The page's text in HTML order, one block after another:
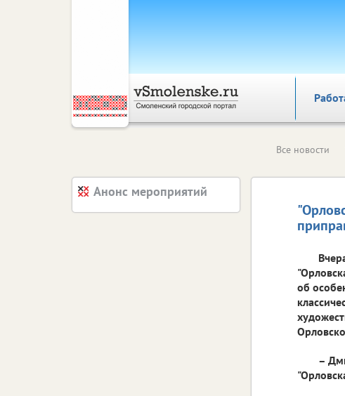
Все новости
об
–
Анонс мероприятий